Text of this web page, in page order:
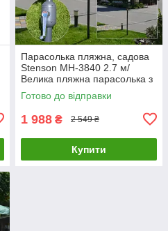
Парасолька пляжна, садова
Stenson MH-3840 2.7 м/
Велика пляжна парасолька з
нахилом
Готово до відправки
1 988 ₴ 2 549 ₴
Купити